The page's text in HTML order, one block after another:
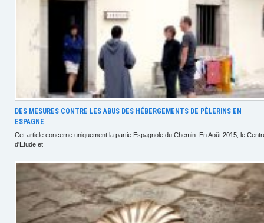
DES MESURES CONTRE LES ABUS DES HÉBERGEMENTS DE PÈLERINS EN
ESPAGNE
Cet article concerne uniquement la partie Espagnole du Chemin. En Août 2015, le
d'Etude et